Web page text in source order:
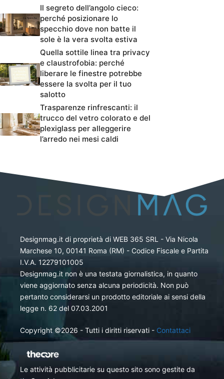
Il segreto dell’angolo cieco:
perché posizionare lo
specchio dove non batte il
sole è la vera svolta estiva
Quella sottile linea tra privacy
e claustrofobia: perché
liberare le finestre potrebbe
essere la svolta per il tuo
salotto
Trasparenze rinfrescanti: il
trucco del vetro colorato e del
plexiglass per alleggerire
l’arredo nei mesi caldi
Designmag.it di proprietà di WEB 365 SRL - Via Nicola
Marchese 10, 00141 Roma (RM) - Codice Fiscale e Partita
I.V.A. 12279101005
Designmag.it non è una testata giornalistica, in quanto
viene aggiornato senza alcuna periodicità. Non può
pertanto considerarsi un prodotto editoriale ai sensi della
legge n. 62 del 07.03.2001
Copyright ©2026 - Tutti i diritti riservati - Contattaci
Le attività pubblicitarie su questo sito sono gestite da